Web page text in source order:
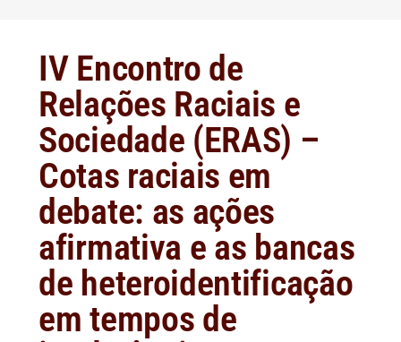
IV Encontro de
Relações Raciais e
Sociedade (ERAS) –
Cotas raciais em
debate: as ações
afirmativa e as bancas
de heteroidentificação
em tempos de